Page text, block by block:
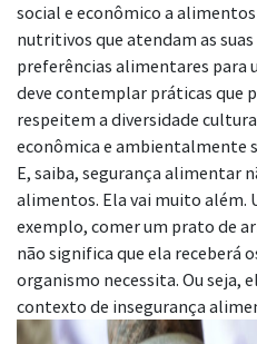
social e econômico a
nutritivos que atendam as
preferências alimentares para
deve contemplar práticas que
respeitem a diversidade
econômica e ambientalmente
E, saiba, segurança alimentar
alimentos. Ela vai muito além.
exemplo, comer um prato de
não significa que ela receberá
organismo necessita. Ou seja,
contexto de insegurança